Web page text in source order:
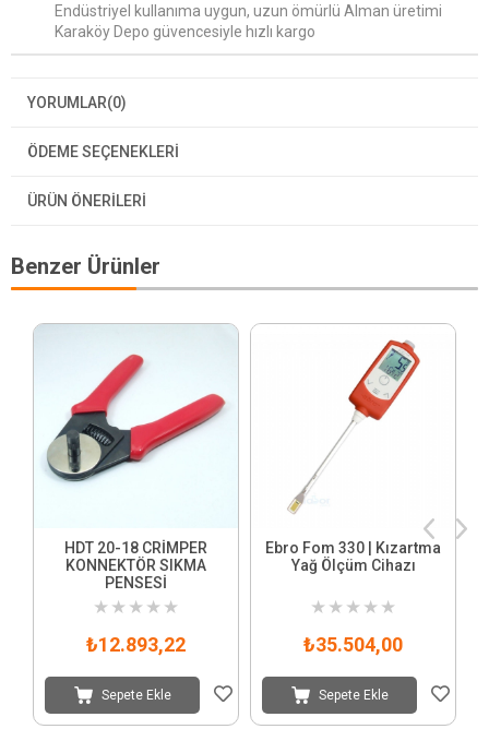
Endüstriyel kullanıma uygun, uzun ömürlü Alman üretimi
Karaköy Depo güvencesiyle hızlı kargo
YORUMLAR(0)
ÖDEME SEÇENEKLERI
ÜRÜN ÖNERILERI
Benzer Ürünler
HDT 20-18 CRİMPER
KONNEKTÖR SIKMA
PENSESİ
★ ★ ★ ★ ★
₺12.893,22
Sepete Ekle
Ebro Fom 330 | Kızartma
Yağ Ölçüm Cihazı
★ ★ ★ ★ ★
₺35.504,00
Sepete Ekle